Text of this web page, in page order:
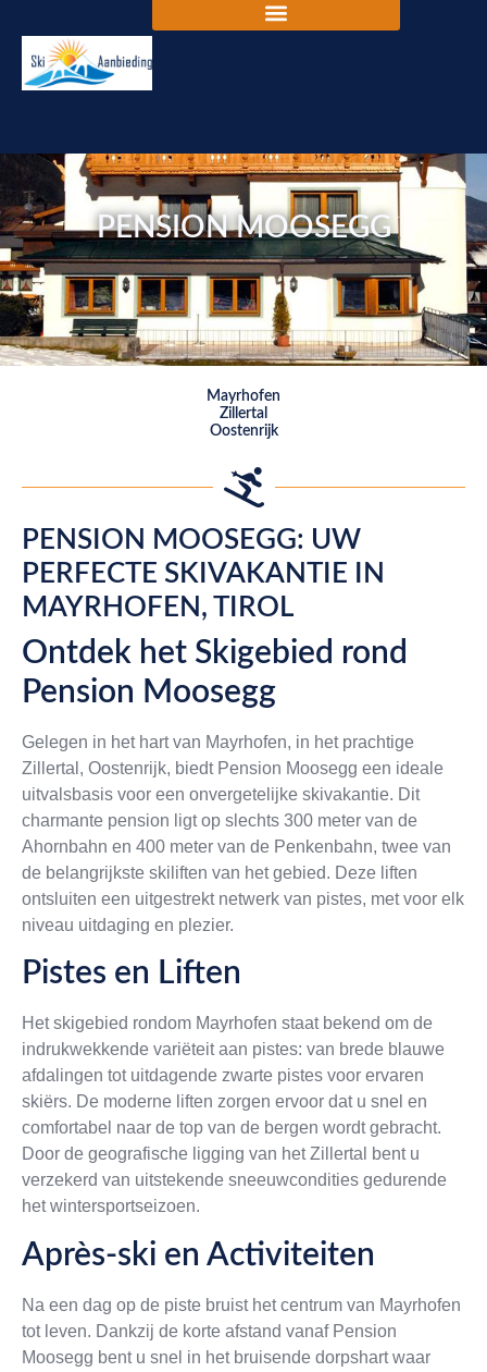
PENSION MOOSEGG
Mayrhofen
Zillertal
Oostenrijk
PENSION MOOSEGG: UW
PERFECTE SKIVAKANTIE IN
MAYRHOFEN, TIROL
Ontdek het Skigebied rond
Pension Moosegg
Gelegen in het hart van Mayrhofen, in het prachtige
Zillertal, Oostenrijk, biedt Pension Moosegg een ideale
uitvalsbasis voor een onvergetelijke skivakantie. Dit
charmante pension ligt op slechts 300 meter van de
Ahornbahn en 400 meter van de Penkenbahn, twee van
de belangrijkste skiliften van het gebied. Deze liften
ontsluiten een uitgestrekt netwerk van pistes, met voor elk
niveau uitdaging en plezier.
Pistes en Liften
Het skigebied rondom Mayrhofen staat bekend om de
indrukwekkende variëteit aan pistes: van brede blauwe
afdalingen tot uitdagende zwarte pistes voor ervaren
skiërs. De moderne liften zorgen ervoor dat u snel en
comfortabel naar de top van de bergen wordt gebracht.
Door de geografische ligging van het Zillertal bent u
verzekerd van uitstekende sneeuwcondities gedurende
het wintersportseizoen.
Après-ski en Activiteiten
Na een dag op de piste bruist het centrum van Mayrhofen
tot leven. Dankzij de korte afstand vanaf Pension
Moosegg bent u snel in het bruisende dorpshart waar